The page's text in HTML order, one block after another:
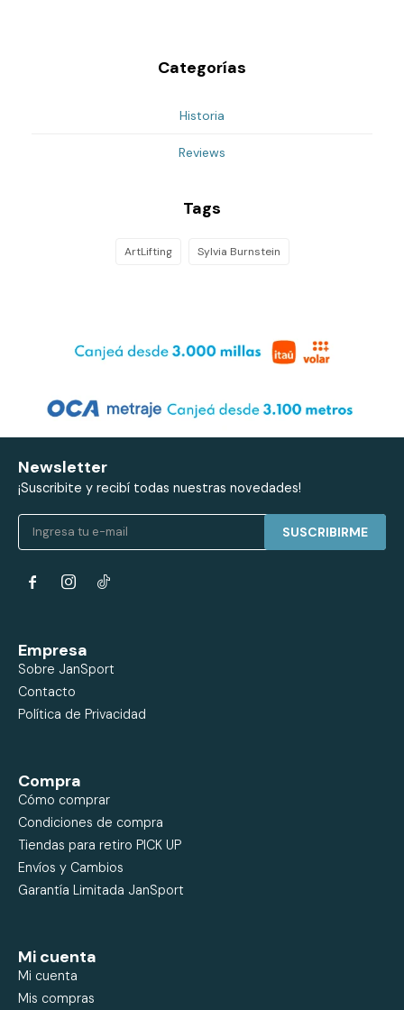
Categorías
Historia
Reviews
Tags
ArtLifting Sylvia Burnstein
Newsletter
¡Suscribite y recibí todas nuestras novedades!
SUSCRIBIRME
 
Empresa
Sobre JanSport
Contacto
Política de Privacidad
Compra
Cómo comprar
Condiciones de compra
Tiendas para retiro PICK UP
Envíos y Cambios
Garantía Limitada JanSport
Mi cuenta
Mi cuenta
Mis compras